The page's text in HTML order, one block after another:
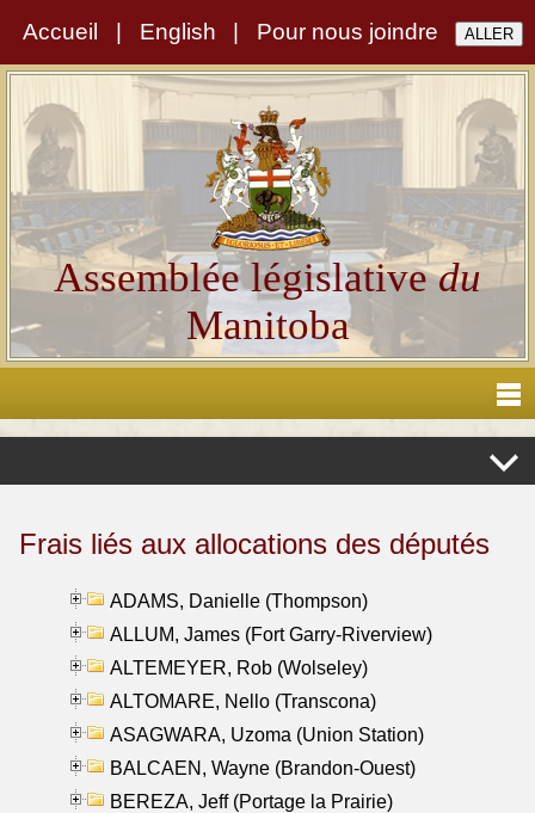
Accueil English Pour nous joindre
Assemblée législativedu
Manitoba
Frais liés aux allocations des députés
ADAMS, Danielle (Thompson)
ALLUM, James (Fort Garry-Riverview)
ALTEMEYER, Rob (Wolseley)
ALTOMARE, Nello (Transcona)
ASAGWARA, Uzoma (Union Station)
BALCAEN, Wayne (Brandon-Ouest)
BEREZA, Jeff (Portage la Prairie)